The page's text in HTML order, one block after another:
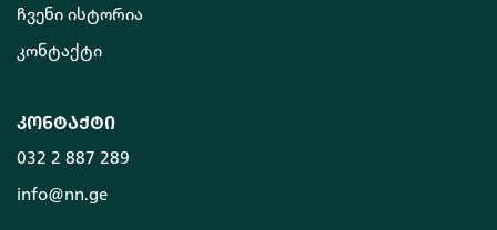
ჩვენი ისტორია
კონტაქტი
კონტაქტი
032 2 887 289
info@nn.ge